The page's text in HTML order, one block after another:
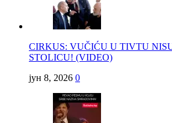
CIRKUS: VUČIĆU U TIVTU
STOLICU! (VIDEO)
јун 8, 2026 0